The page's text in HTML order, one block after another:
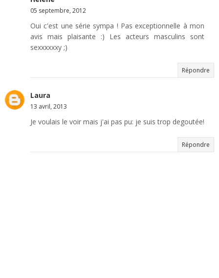
05 septembre, 2012
Oui c'est une série sympa ! Pas exceptionnelle à mon
avis mais plaisante :) Les acteurs masculins sont
sexxxxxxy ;)
Répondre
Laura
13 avril, 2013
Je voulais le voir mais j'ai pas pu: je suis trop degoutée!
Répondre